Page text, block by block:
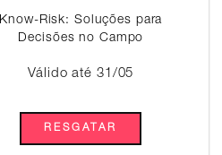
Know-Risk: Soluções para
Decisões no Campo
Válido até 31/05
RESGATAR